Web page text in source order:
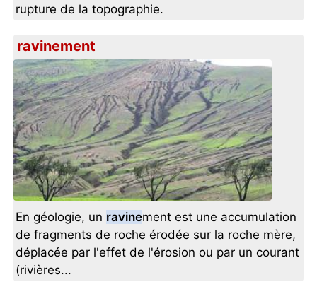
rupture de la topographie.
ravinement
En géologie, un ravinement est une accumulation
de fragments de roche érodée sur la roche mère,
déplacée par l'effet de l'érosion ou par un courant
(rivières...